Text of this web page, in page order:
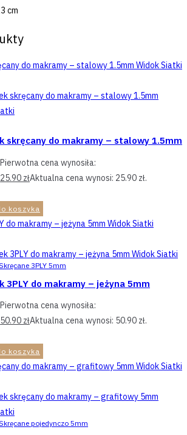
cm
Widok Siatki
skręcany do makramy – stalowy 1.5mm
Pierwotna cena wynosiła:
25.90 złAktualna cena wynosi: 25.90 zł.
koszyka
Widok Siatki
Widok Siatki
3PLY 5mm
3PLY do makramy – jeżyna 5mm
Pierwotna cena wynosiła:
50.90 złAktualna cena wynosi: 50.90 zł.
koszyka
Widok Siatki
pojedynczo 5mm